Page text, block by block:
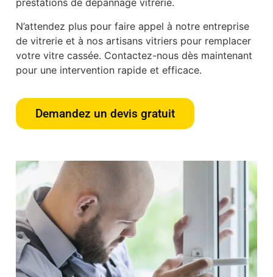
prestations de dépannage vitrerie.
N’attendez plus pour faire appel à notre entreprise
de vitrerie et à nos artisans vitriers pour remplacer
votre vitre cassée. Contactez-nous dès maintenant
pour une intervention rapide et efficace.
Demandez un devis gratuit